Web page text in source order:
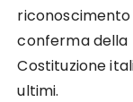
conferma della
Costituzione
ultimi.